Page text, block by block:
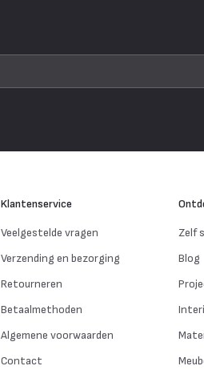
Klantenservice
Veelgestelde vragen
Verzending en bezorging
Retourneren
Betaalmethoden
Algemene voorwaarden
Contact
Zelf
Blog